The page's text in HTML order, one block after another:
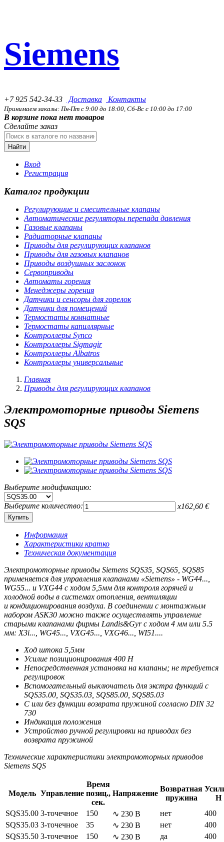
Siemens
+7 925 542-34-33 Доставка Контакты
Принимаем заказы: Пн-Пт с 9:00 до 18:00, Сб-Вс с 10:00 до 17:00
В корзине пока нет товаров
Сделайте заказ
Найти
Вход
Регистрация
Каталог продукции
Регулирующие и смесительные клапаны
Автоматические регуляторы перепада давления
Газовые клапаны
Радиаторные клапаны
Приводы для регулирующих клапанов
Приводы для газовых клапанов
Приводы воздушных заслонок
Сервоприводы
Автоматы горения
Менеджеры горения
Датчики и сенсоры для горелок
Датчики для помещений
Термостаты комнатные
Термостаты капиллярные
Контроллеры Synco
Контроллеры Sigmagir
Контроллеры Albatros
Контроллеры универсальные
Главная
Приводы для регулирующих клапанов
Электромоторные приводы Siemens
SQS
Выберите модификацию:
Выберите количество: x162,60 €
Информация
Характеристики кратко
Техническая документация
Электромоторные приводы Siemens SQS35, SQS65, SQS85
применяется для управления клапанами «Siemens» - WG44...,
WG55... и VXG44 с ходом 5,5мм для контроля горячей и
холодной воды в системах отопления, вентиляции
и кондиционирования воздуха. В соединении с монтажным
набором ASK30 можно также осуществлять управление
старыми клапанами фирмы Landis&Gyr с ходом 4 мм или 5.5
мм: X3i..., WG45..., VXG45..., VXG46..., WI51....
Ход штока 5,5мм
Усилие позиционирования 400 Н
Непосредственная установка на клапаны; не требуется
регулировок
Вспомогательный выключатель для экстра функций с
SQS35.00, SQS35.03, SQS85.00, SQS85.03
С или без функции возврата пружиной согласно DIN 32
730
Индикация положения
Устройство ручной регулировки на приводах без
возврата пружиной
Технические характеристики электромоторных приводов
Siemens SQS
Модель Управление
Время
позиц.,
сек.
Напряжение
Возвратная
пружина
Н
SQS35.00 3-точечное 150 ∿ 230 В нет
400
SQS35.03 3-точечное 35 ∿ 230 В нет
400
SQS35.50 3-точечное 150 ∿ 230 В да
400